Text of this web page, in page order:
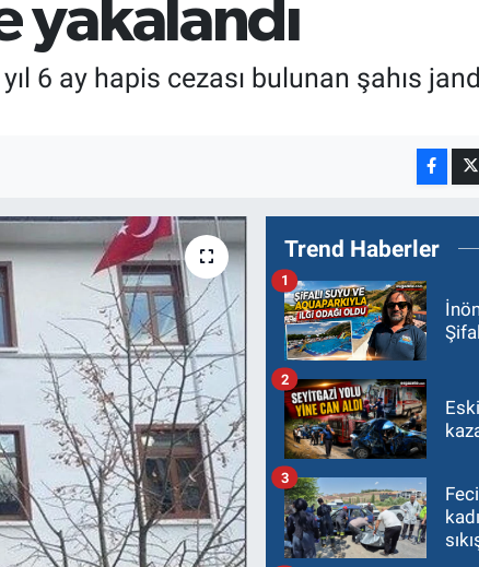
yakalandı
6 ay hapis cezası bulunan şahıs
Trend Haberler
1
2
3